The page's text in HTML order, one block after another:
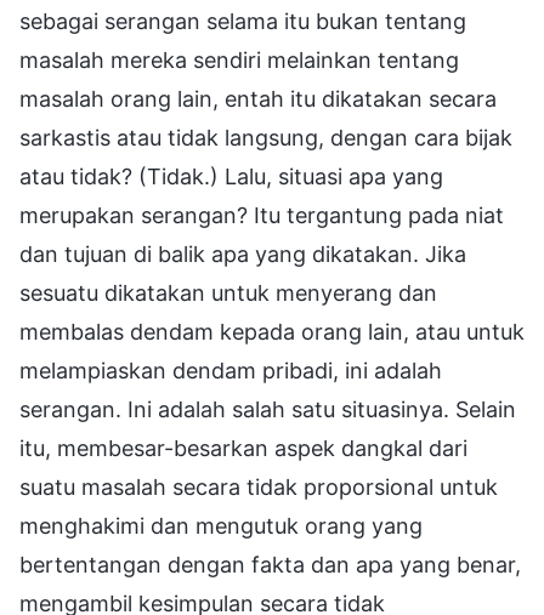
sebagai serangan selama itu bukan tentang
masalah mereka sendiri melainkan tentang
masalah orang lain, entah itu dikatakan secara
sarkastis atau tidak langsung, dengan cara bijak
atau tidak? (Tidak.) Lalu, situasi apa yang
merupakan serangan? Itu tergantung pada niat
dan tujuan di balik apa yang dikatakan. Jika
sesuatu dikatakan untuk menyerang dan
membalas dendam kepada orang lain, atau untuk
melampiaskan dendam pribadi, ini adalah
serangan. Ini adalah salah satu situasinya. Selain
itu, membesar-besarkan aspek dangkal dari
suatu masalah secara tidak proporsional untuk
menghakimi dan mengutuk orang yang
bertentangan dengan fakta dan apa yang benar,
mengambil kesimpulan secara tidak